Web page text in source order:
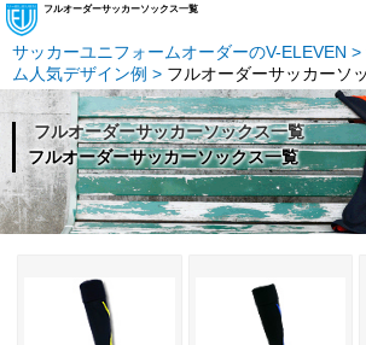
フルオーダーサッカーソックス一覧
サッカーユニフォームオーダーのV-ELEVEN
ム人気デザイン例
フルオーダーサッカーソ
フルオーダーサッカーソックス一覧
フルオーダーサッカーソックス一覧